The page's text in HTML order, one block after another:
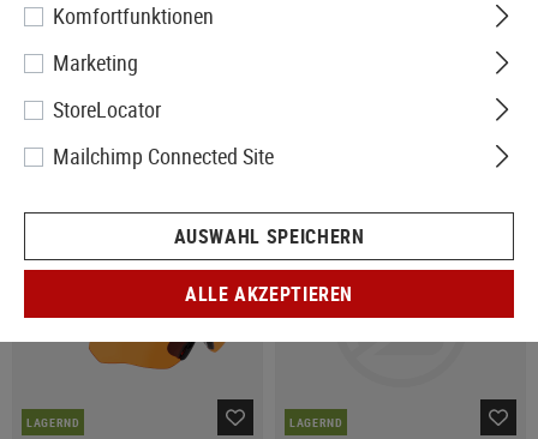
LAGERND LAGERND
Komfortfunktionen
Marketing
StoreLocator
Mailchimp Connected Site
AUSWAHL SPEICHERN
ALLE AKZEPTIEREN